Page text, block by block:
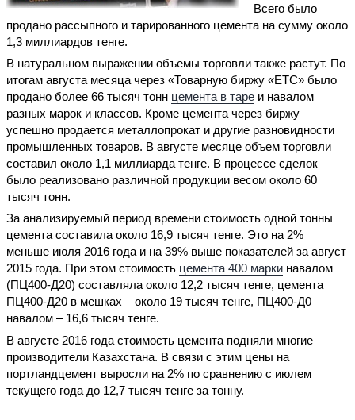
Всего было
продано рассыпного и тарированного цемента на сумму около
1,3 миллиардов тенге.
В натуральном выражении объемы торговли также растут. По
итогам августа месяца через «Товарную биржу «ЕТС» было
продано более 66 тысяч тонн цемента в таре и навалом
разных марок и классов. Кроме цемента через биржу
успешно продается металлопрокат и другие разновидности
промышленных товаров. В августе месяце объем торговли
составил около 1,1 миллиарда тенге. В процессе сделок
было реализовано различной продукции весом около 60
тысяч тонн.
За анализируемый период времени стоимость одной тонны
цемента составила около 16,9 тысяч тенге. Это на 2%
меньше июля 2016 года и на 39% выше показателей за август
2015 года. При этом стоимость цемента 400 марки навалом
(ПЦ400-Д20) составляла около 12,2 тысяч тенге, цемента
ПЦ400-Д20 в мешках – около 19 тысяч тенге, ПЦ400-Д0
навалом – 16,6 тысяч тенге.
В августе 2016 года стоимость цемента подняли многие
производители Казахстана. В связи с этим цены на
портландцемент выросли на 2% по сравнению с июлем
текущего года до 12,7 тысяч тенге за тонну.